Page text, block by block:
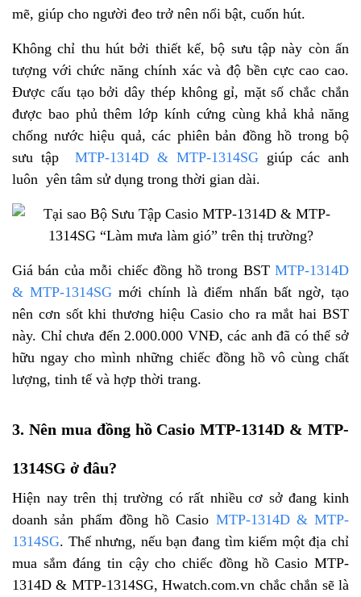
mẽ, giúp cho người đeo trở nên nổi bật, cuốn hút.
Không chỉ thu hút bởi thiết kế, bộ sưu tập này còn ấn
tượng với chức năng chính xác và độ bền cực cao cao.
Được cấu tạo bởi dây thép không gỉ, mặt số chắc chắn
được bao phủ thêm lớp kính cứng cùng khả khả năng
chống nước hiệu quả, các phiên bản đồng hồ trong bộ
sưu tập MTP-1314D & MTP-1314SG giúp các anh
luôn yên tâm sử dụng trong thời gian dài.
Giá bán của mỗi chiếc đồng hồ trong BST MTP-1314D
& MTP-1314SG mới chính là điểm nhấn bất ngờ, tạo
nên cơn sốt khi thương hiệu Casio cho ra mắt hai BST
này. Chỉ chưa đến 2.000.000 VNĐ, các anh đã có thể sở
hữu ngay cho mình những chiếc đồng hồ vô cùng chất
lượng, tinh tế và hợp thời trang.
3. Nên mua đồng hồ Casio MTP-1314D & MTP-
1314SG ở đâu?
Hiện nay trên thị trường có rất nhiều cơ sở đang kinh
doanh sản phẩm đồng hồ Casio MTP-1314D & MTP-
1314SG. Thế nhưng, nếu bạn đang tìm kiếm một địa chỉ
mua sắm đáng tin cậy cho chiếc đồng hồ Casio MTP-
1314D & MTP-1314SG, Hwatch.com.vn chắc chắn sẽ là